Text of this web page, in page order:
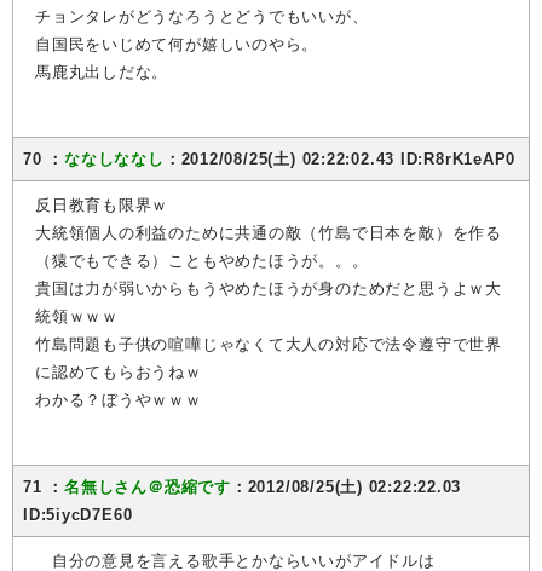
チョンタレがどうなろうとどうでもいいが、
自国民をいじめて何が嬉しいのやら。
馬鹿丸出しだな。
70 ：ななしななし ：2012/08/25(土) 02:22:02.43 ID:R8rK1eAP0
反日教育も限界ｗ
大統領個人の利益のために共通の敵（竹島で日本を敵）を作る
（猿でもできる）こともやめたほうが。。。
貴国は力が弱いからもうやめたほうが身のためだと思うよｗ大
統領ｗｗｗ
竹島問題も子供の喧嘩じゃなくて大人の対応で法令遵守で世界
に認めてもらおうねｗ
わかる？ぼうやｗｗｗ
71 ：名無しさん＠恐縮です ：2012/08/25(土) 02:22:22.03
ID:5iycD7E60
自分の意見を言える歌手とかならいいがアイドルは